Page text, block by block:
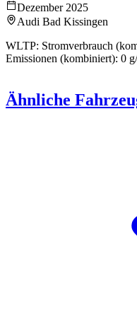
Dezember 2025
Audi Bad Kissingen
WLTP: Stromverbrauch
Emissionen (kombiniert): 0
Ähnliche